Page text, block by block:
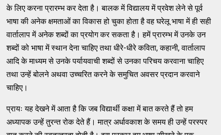
के लिए करना प्रारम्भ कर देता है। बालक में विद्यालय में प्रवेश लेने से पूर्व
भाषा की अनेक क्षमताओं का विकास हो चुका होता है वह घरेलू भाषा में ही सही
वार्तालाप में अनेक शब्दों का प्रयोग कर सकता है। हमें प्रारम्भ में उनके उन
शब्दों को भाषा में स्थान देना चाहिए तथा धीरे-धीरे कविता, कहानी, वार्तालाप
आदि के माध्यम से उनके पर्यायवाची शब्दों से उनका परिचय करवाना चाहिए
तथा उन्हें बोलने अथवा उच्चरित करने के समुचित अवसर प्रदान करवाने
चाहिए।
प्रायः यह देखने में आता है कि जब विद्यार्थी कक्षा में बात करते हैं तो हम
अध्यापक उन्हें तुरन्त रोक देते हैं। मात्र अर्धावकाश के समय ही उन्हें परस्पर